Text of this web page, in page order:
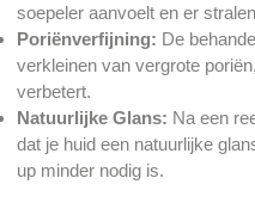
soepeler aanvoelt en er
Poriënverfijning: De
verkleinen van vergrote
verbetert.
Natuurlijke Glans: Na een
dat je huid een natuurlijke
up minder nodig is.